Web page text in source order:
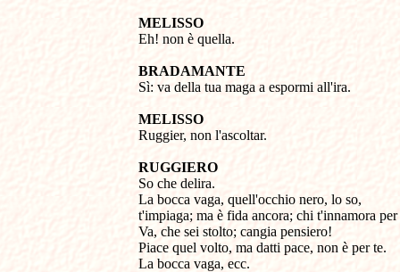
MELISSO
Eh! non è quella.
BRADAMANTE
Sì: va della tua maga a espormi all'ira.
MELISSO
Ruggier, non l'ascoltar.
RUGGIERO
So che delira.
La bocca vaga, quell'occhio nero, lo so,
t'impiaga; ma è fida ancora; chi t'innamora per
Va, che sei stolto; cangia pensiero!
Piace quel volto, ma datti pace, non è per te.
La bocca vaga, ecc.